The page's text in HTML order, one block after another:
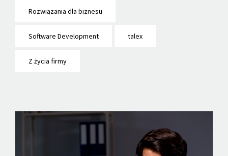
Rozwiązania dla biznesu
Software Development talex
Z życia firmy